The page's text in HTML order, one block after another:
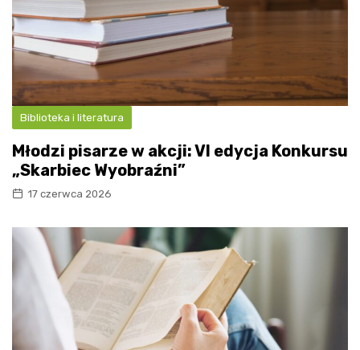
Biblioteka i literatura
Młodzi pisarze w akcji: VI edycja Konkursu
„Skarbiec Wyobraźni”
17 czerwca 2026